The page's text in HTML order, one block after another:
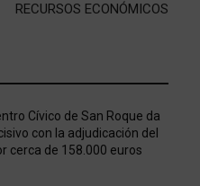
RECURSOS ECONÓMICOS
Cívico de San Roque da
con la adjudicación del
cerca de 158.000 euros